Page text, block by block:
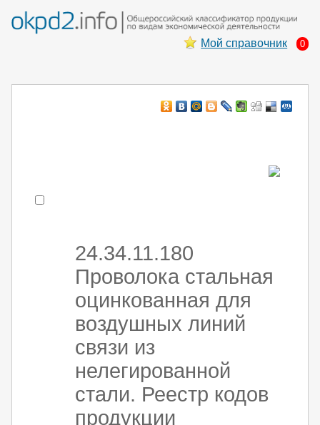
Мой справочник 0
24.34.11.180
Проволока стальная
оцинкованная для
воздушных линий
связи из
нелегированной
стали. Реестр кодов
продукции